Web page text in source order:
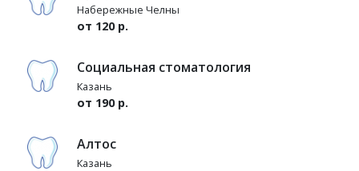
Набережные Челны
от 120 р.
Социальная стоматология
Казань
от 190 р.
Алтос
Казань